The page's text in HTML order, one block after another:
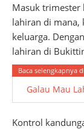
Masuk
lahiran di mana,
keluarga.
lahiran di
Galau Mau
Kontrol